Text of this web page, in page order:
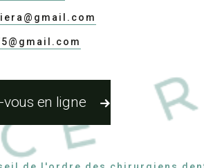
vous en ligne